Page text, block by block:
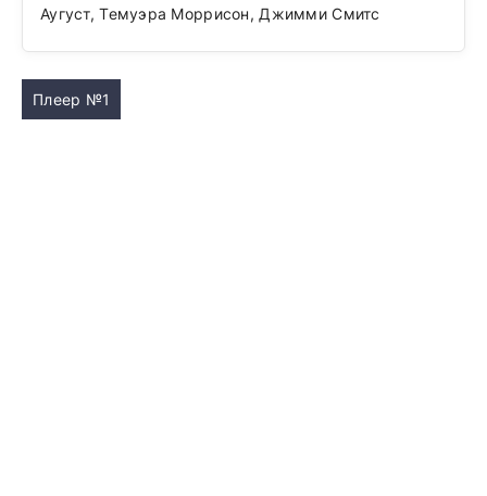
Аугуст, Темуэра Моррисон, Джимми Смитс
Плеер №1